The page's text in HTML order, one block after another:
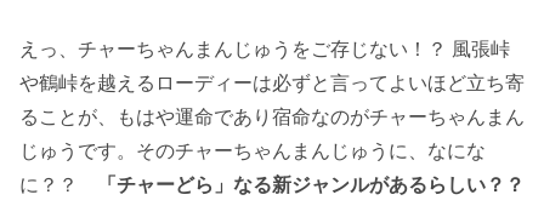
えっ、チャーちゃんまんじゅうをご存じない！？ 風張峠
や鶴峠を越えるローディーは必ずと言ってよいほど立ち寄
ることが、もはや運命であり宿命なのがチャーちゃんまん
じゅうです。そのチャーちゃんまんじゅうに、なにな
に？？
「チャーどら」なる新ジャンルがあるらしい？？